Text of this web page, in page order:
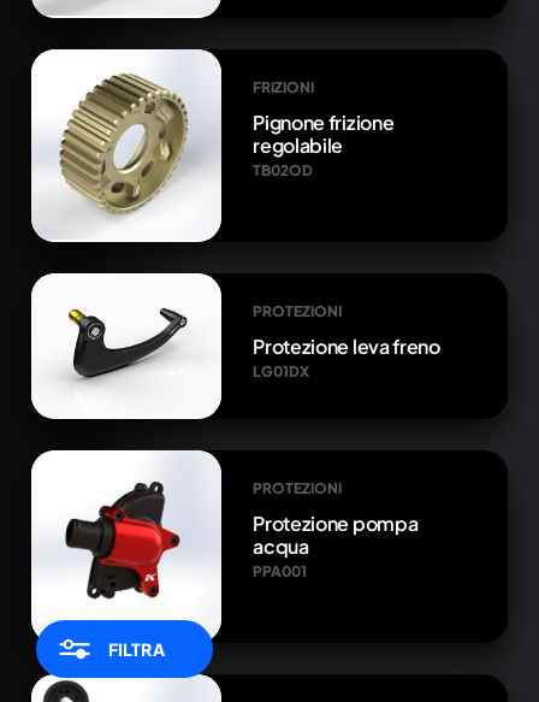
FILTRA
FRIZIONI
Pignone frizione
regolabile
TB02OD
PROTEZIONI
Protezione leva freno
LG01DX
PROTEZIONI
Protezione pompa
acqua
PPA001